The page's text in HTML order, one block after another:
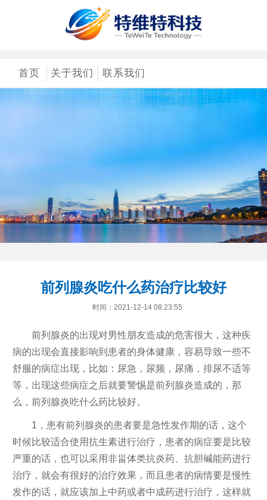
首页 关于我们 联系我们
前列腺炎吃什么药治疗比较好
时间：2021-12-14 08:23:55
前列腺炎的出现对男性朋友造成的危害很大，这种疾
病的出现会直接影响到患者的身体健康，容易导致一些不
舒服的病症出现，比如：尿急，尿频，尿痛，排尿不适等
等，出现这些病症之后就要警惕是前列腺炎造成的，那
么，前列腺炎吃什么药比较好。
1，患有前列腺炎的患者要是急性发作期的话，这个
时候比较适合使用抗生素进行治疗，患者的病症要是比较
严重的话，也可以采用非甾体类抗炎药、抗胆碱能药进行
治疗，就会有很好的治疗效果，而且患者的病情要是慢性
发作的话，就应该加上中药或者中成药进行治疗，这样就